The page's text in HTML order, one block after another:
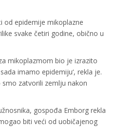
od epidemije mikoplazne
svake četiri godine, obično u
mikoplazmom bio je izrazito
imamo epidemiju‘, rekla je.
zatvorili zemlju nakon
gospođa Emborg rekla
biti veći od uobičajenog